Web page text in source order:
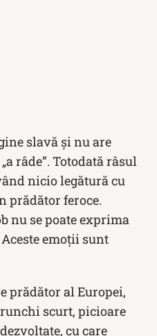
slavă și nu are
râde”. Totodată râsul
nicio legătură cu
prădător feroce.
nu se poate exprima
emoții sunt
prădător al Europei,
scurt, picioare
cu care